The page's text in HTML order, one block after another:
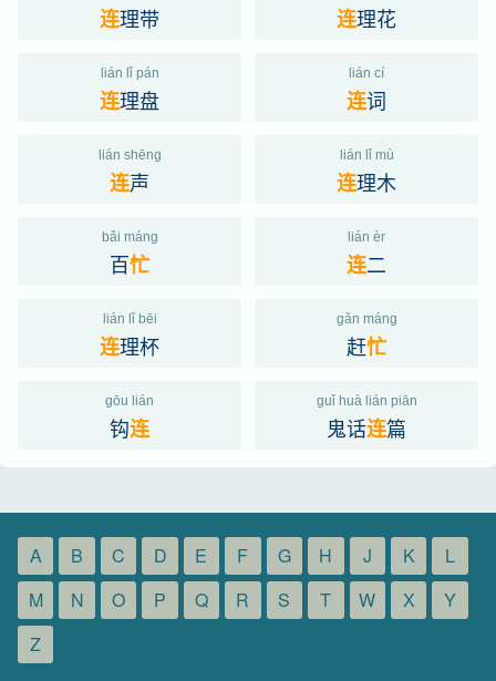
连理带 连理花
lián lǐ pán
连理盘
lián cí
连词
lián shēng
连声
lián lǐ mù
连理木
bǎi máng
百忙
lián èr
连二
lián lǐ bēi
连理杯
gǎn máng
赶忙
gōu lián
钩连
guǐ huà lián piān
鬼话连篇
A B C D E F G H J K
L
M
N O P Q R S T W X
Y
Z